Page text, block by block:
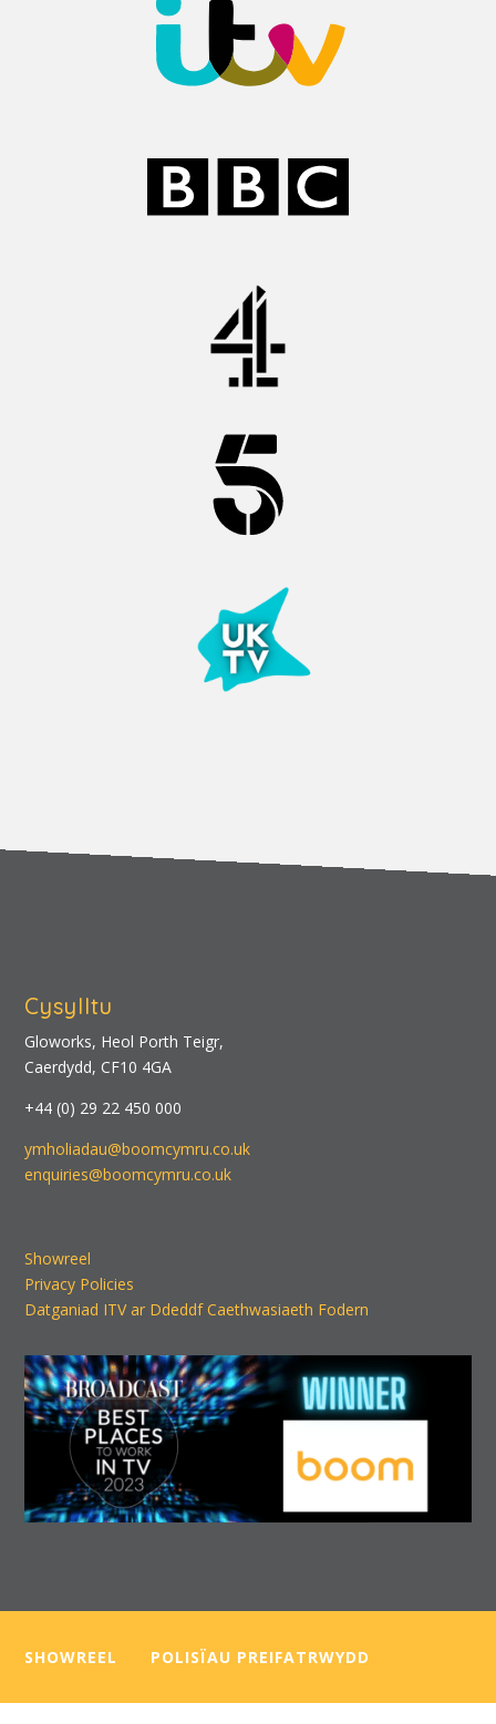
Cysylltu
Gloworks, Heol Porth Teigr,
Caerdydd, CF10 4GA
+44 (0) 29 22 450 000
ymholiadau@boomcymru.co.uk
enquiries@boomcymru.co.uk
Showreel
Privacy Policies
Datganiad ITV ar Ddeddf Caethwasiaeth Fodern
SHOWREEL POLISÏAU PREIFATRWYDD